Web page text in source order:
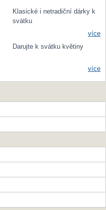
Klasické i netradiční dárky k
svátku
více
Darujte k svátku květiny
více